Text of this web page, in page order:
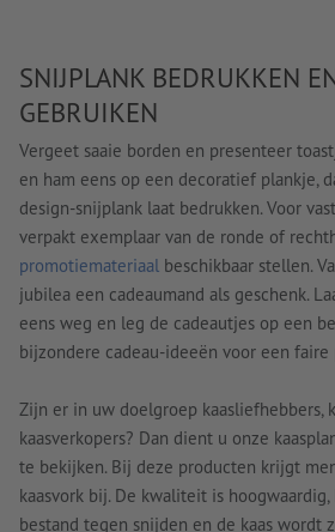
SNIJPLANK BEDRUKKEN
GEBRUIKEN
Vergeet saaie borden en presenteer
en ham eens op een decoratief plankje,
design-snijplank laat bedrukken. Voor
verpakt exemplaar van de ronde of
promotiemateriaal beschikbaar stellen.
jubilea een cadeaumand als geschenk.
eens weg en leg de cadeautjes op een
bijzondere cadeau-ideeën voor een faire
Zijn er in uw doelgroep kaasliefhebbers,
kaasverkopers? Dan dient u onze
te bekijken. Bij deze producten krijgt
kaasvork bij. De kwaliteit is
bestand tegen snijden en de kaas wordt